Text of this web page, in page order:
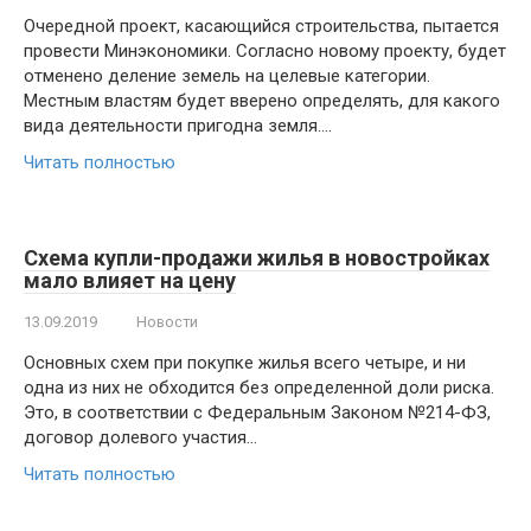
Очередной проект, касающийся строительства, пытается
провести Минэкономики. Согласно новому проекту, будет
отменено деление земель на целевые категории.
Местным властям будет вверено определять, для какого
вида деятельности пригодна земля….
Читать полностью
Схема купли-продажи жилья в новостройках
мало влияет на цену
13.09.2019 Новости
Основных схем при покупке жилья всего четыре, и ни
одна из них не обходится без определенной доли риска.
Это, в соответствии с Федеральным Законом №214-ФЗ,
договор долевого участия…
Читать полностью